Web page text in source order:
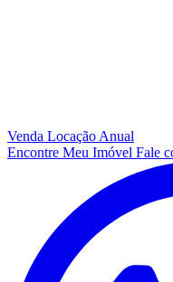
Venda Locação Anual
Encontre Meu Imóvel Fale